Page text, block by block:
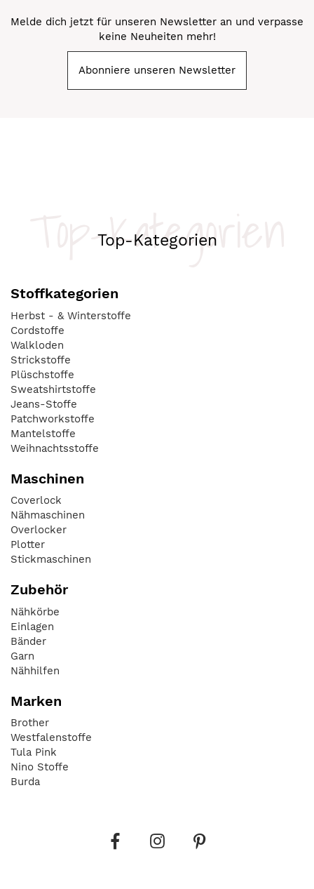
Melde dich jetzt für unseren Newsletter an und verpasse
keine Neuheiten mehr!
Abonniere unseren Newsletter
Top-Kategorien
Top-Kategorien
Stoffkategorien
Herbst - & Winterstoffe
Cordstoffe
Walkloden
Strickstoffe
Plüschstoffe
Sweatshirtstoffe
Jeans-Stoffe
Patchworkstoffe
Mantelstoffe
Weihnachtsstoffe
Maschinen
Coverlock
Nähmaschinen
Overlocker
Plotter
Stickmaschinen
Zubehör
Nähkörbe
Einlagen
Bänder
Garn
Nähhilfen
Marken
Brother
Westfalenstoffe
Tula Pink
Nino Stoffe
Burda